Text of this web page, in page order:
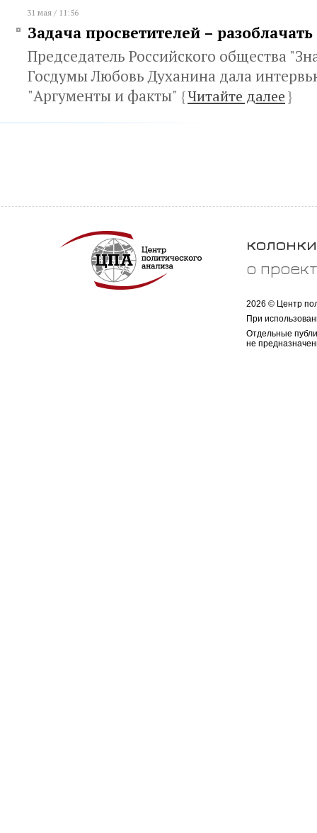
31 мая / 11:56
Задача просветителей –
Председатель Российского общества
Госдумы Любовь Духанина дала
"Аргументы и факты" {Читайте далее}
колонки
о
2026 © Центр
При
Отдельные
не